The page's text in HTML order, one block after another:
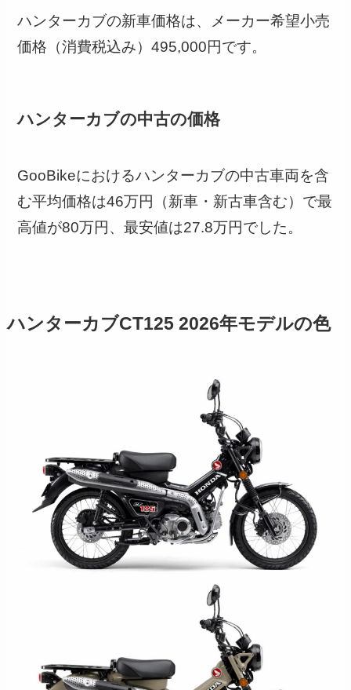
ハンターカブの新車価格は、メーカー希望小売
価格（消費税込み）495,000円です。
ハンターカブの中古の価格
GooBikeにおけるハンターカブの中古車両を含
む平均価格は46万円（新車・新古車含む）で最
高値が80万円、最安値は27.8万円でした。
ハンターカブCT125 2026年モデルの色